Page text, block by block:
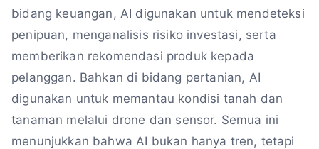
bidang keuangan, AI digunakan untuk mendeteksi
penipuan, menganalisis risiko investasi, serta
memberikan rekomendasi produk kepada
pelanggan. Bahkan di bidang pertanian, AI
digunakan untuk memantau kondisi tanah dan
tanaman melalui drone dan sensor. Semua ini
menunjukkan bahwa AI bukan hanya tren, tetapi